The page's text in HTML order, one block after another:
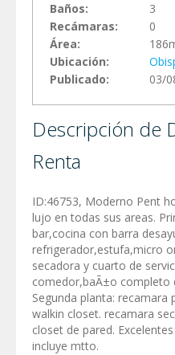
Baños:
3
Recámaras:
0
Área:
Ubicación:
Publicado:
03/
Descripción de
Renta
ID:46753, Moderno Pent
lujo en todas sus areas.
bar,cocina con barra
refrigerador,estufa,micro
secadora y cuarto de
comedor,baÃ±o completo
Segunda planta:
walkin closet. recamara
closet de pared.
incluye mtto.